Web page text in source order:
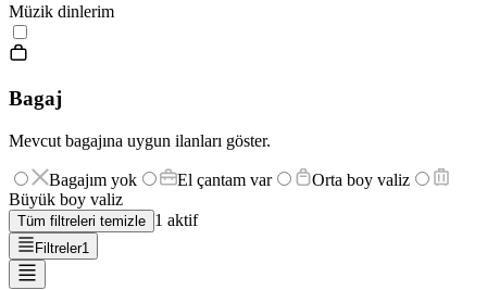
Müzik dinlerim
Bagaj
Mevcut bagajına uygun ilanları göster.
Bagajım yok El çantam var
Orta boy valiz
Büyük boy valiz
Tüm filtreleri temizle 1 aktif
Filtreler1